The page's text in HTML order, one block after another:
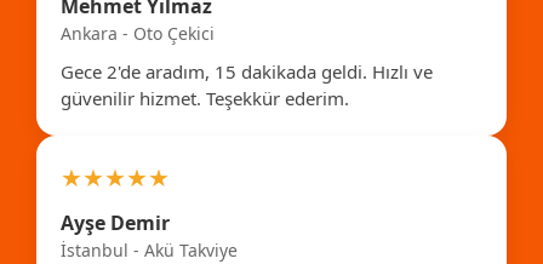
Mehmet Yılmaz
Ankara - Oto Çekici
Gece 2'de aradım, 15 dakikada geldi. Hızlı ve
güvenilir hizmet. Teşekkür ederim.
★★★★★
Ayşe Demir
İstanbul - Akü Takviye